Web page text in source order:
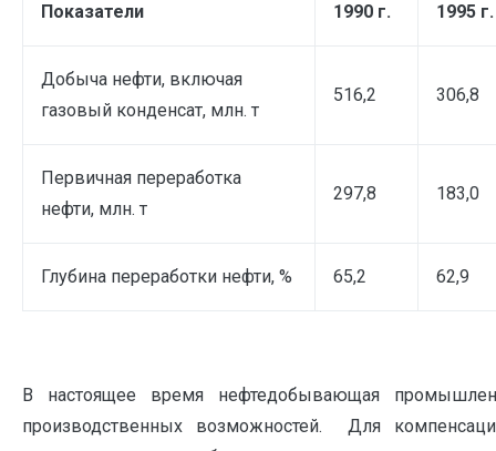
Показатели 1990 г. 1995 г.
Добыча нефти, включая
газовый конденсат, млн. т
516,2 306,8
Первичная переработка
нефти, млн. т
297,8 183,0
Глубина переработки нефти, % 65,2 62,9
В настоящее время нефтедобывающая
производственных возможностей. Для